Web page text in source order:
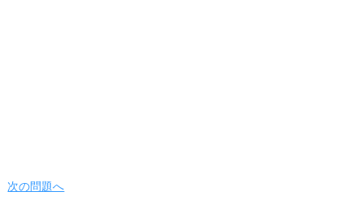
次の問題へ